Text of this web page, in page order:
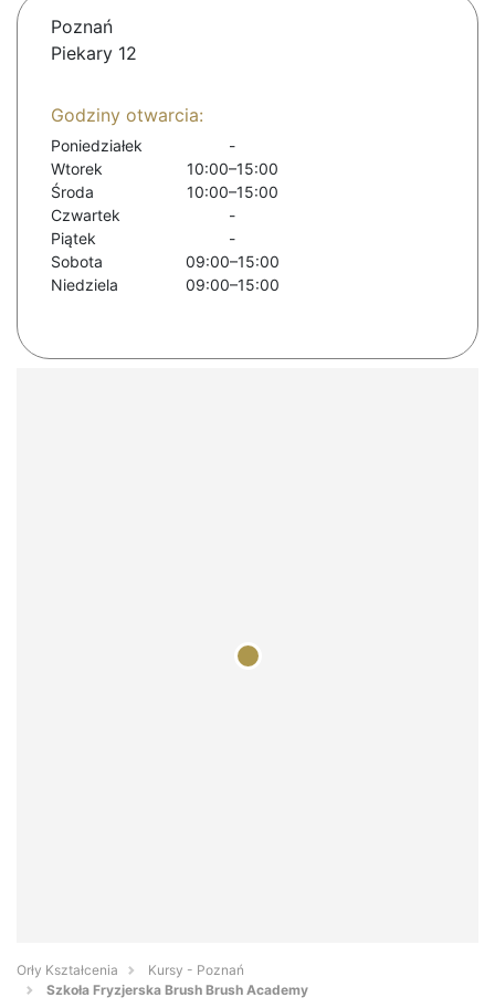
Poznań
Piekary 12
Godziny otwarcia:
Poniedziałek
-
Wtorek
10:00–15:00
Środa
10:00–15:00
Czwartek
-
Piątek
-
Sobota
09:00–15:00
Niedziela
09:00–15:00
Orły Kształcenia
Kursy - Poznań
Szkoła Fryzjerska Brush Brush Academy